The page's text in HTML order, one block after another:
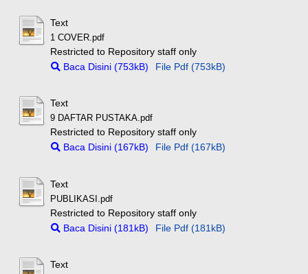
Text
1 COVER.pdf
Restricted to Repository staff only
Baca Disini (753kB)
File Pdf (753kB)
Text
9 DAFTAR PUSTAKA.pdf
Restricted to Repository staff only
Baca Disini (167kB)
File Pdf (167kB)
Text
PUBLIKASI.pdf
Restricted to Repository staff only
Baca Disini (181kB)
File Pdf (181kB)
Text